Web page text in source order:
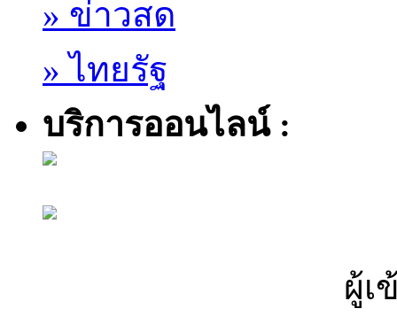
» ข่าวสด
» ไทยรัฐ
บริการออนไลน์ :
ผู้เ